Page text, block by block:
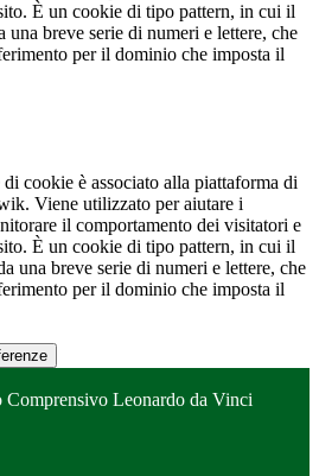
È un cookie di tipo pattern, in cui il
una breve serie di numeri e lettere, che
per il dominio che imposta il
cookie è associato alla piattaforma di
Viene utilizzato per aiutare i
il comportamento dei visitatori e
È un cookie di tipo pattern, in cui il
una breve serie di numeri e lettere, che
per il dominio che imposta il
Comprensivo Leonardo da Vinci